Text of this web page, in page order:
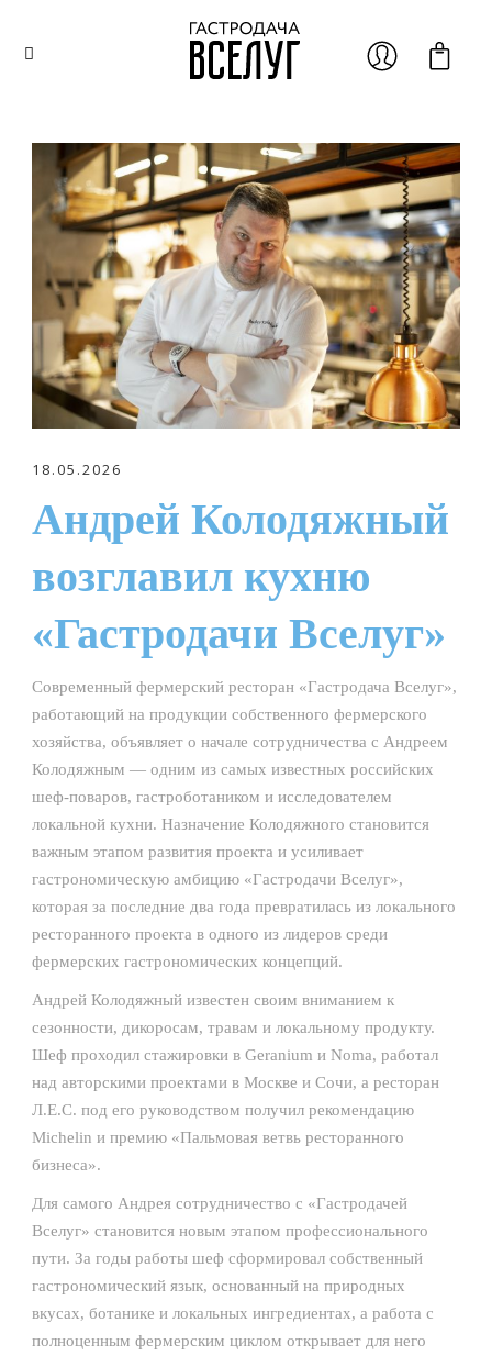
18.05.2026
Андрей Колодяжный
возглавил кухню
«Гастродачи Вселуг»
Современный фермерский ресторан «Гастродача Вселуг»,
работающий на продукции собственного фермерского
хозяйства, объявляет о начале сотрудничества с Андреем
Колодяжным — одним из самых известных российских
шеф-поваров, гастроботаником и исследователем
локальной кухни. Назначение Колодяжного становится
важным этапом развития проекта и усиливает
гастрономическую амбицию «Гастродачи Вселуг»,
которая за последние два года превратилась из локального
ресторанного проекта в одного из лидеров среди
фермерских гастрономических концепций.
Андрей Колодяжный известен своим вниманием к
сезонности, дикоросам, травам и локальному продукту.
Шеф проходил стажировки в Geranium и Noma, работал
над авторскими проектами в Москве и Сочи, а ресторан
Л.Е.С. под его руководством получил рекомендацию
Michelin и премию «Пальмовая ветвь ресторанного
бизнеса».
Для самого Андрея сотрудничество с «Гастродачей
Вселуг» становится новым этапом профессионального
пути. За годы работы шеф сформировал собственный
гастрономический язык, основанный на природных
вкусах, ботанике и локальных ингредиентах, а работа с
полноценным фермерским циклом открывает для него